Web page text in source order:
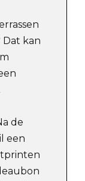
Dat kan
de
een